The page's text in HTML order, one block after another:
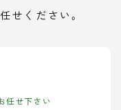
せください。
任せ下さい